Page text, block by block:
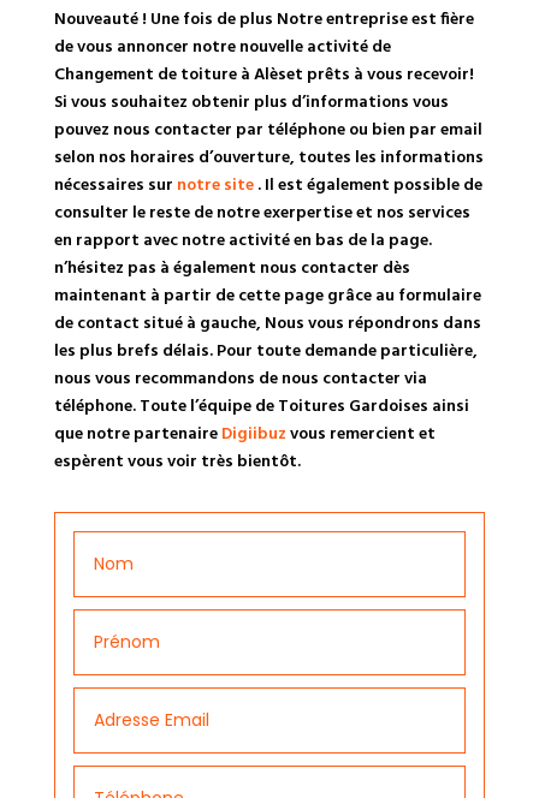
Nouveauté ! Une fois de plus Notre entreprise est fière
de vous annoncer notre nouvelle activité de
Changement de toiture à Alèset prêts à vous recevoir!
Si vous souhaitez obtenir plus d’informations vous
pouvez nous contacter par téléphone ou bien par email
selon nos horaires d’ouverture, toutes les informations
nécessaires sur notre site. Il est également possible de
consulter le reste de notre exerpertise et nos services
en rapport avec notre activité en bas de la page.
n’hésitez pas à également nous contacter dès
maintenant à partir de cette page grâce au formulaire
de contact situé à gauche, Nous vous répondrons dans
les plus brefs délais. Pour toute demande particulière,
nous vous recommandons de nous contacter via
téléphone. Toute l’équipe de Toitures Gardoises ainsi
que notre partenaireDigiibuzvous remercient et
espèrent vous voir très bientôt.